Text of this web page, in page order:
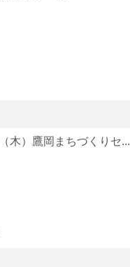
木）鷹岡まちづくりセ...